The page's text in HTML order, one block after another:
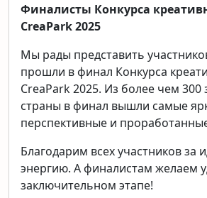
Финалисты Конкурса
CreaPark 2025
Мы рады представить
прошли в финал Конкурса
CreaPark 2025. Из более чем 300
страны в финал вышли самые
перспективные и
Благодарим всех участников за
энергию. А финалистам желаем
заключительном этапе!